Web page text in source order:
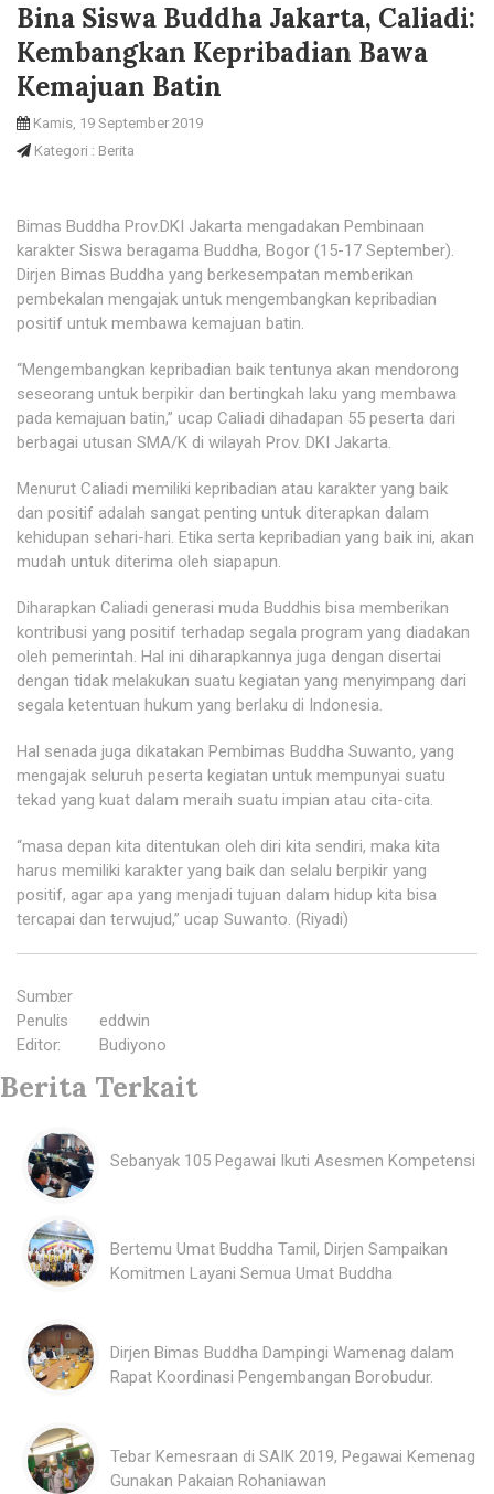
Bina Siswa Buddha Jakarta, Caliadi:
Kembangkan Kepribadian Bawa
Kemajuan Batin
Kamis, 19 September 2019
Kategori : Berita
Bimas Buddha Prov.DKI Jakarta mengadakan Pembinaan
karakter Siswa beragama Buddha, Bogor (15-17 September).
Dirjen Bimas Buddha yang berkesempatan memberikan
pembekalan mengajak untuk mengembangkan kepribadian
positif untuk membawa kemajuan batin.
“Mengembangkan kepribadian baik tentunya akan mendorong
seseorang untuk berpikir dan bertingkah laku yang membawa
pada kemajuan batin,” ucap Caliadi dihadapan 55 peserta dari
berbagai utusan SMA/K di wilayah Prov. DKI Jakarta.
Menurut Caliadi memiliki kepribadian atau karakter yang baik
dan positif adalah sangat penting untuk diterapkan dalam
kehidupan sehari-hari. Etika serta kepribadian yang baik ini, akan
mudah untuk diterima oleh siapapun.
Diharapkan Caliadi generasi muda Buddhis bisa memberikan
kontribusi yang positif terhadap segala program yang diadakan
oleh pemerintah. Hal ini diharapkannya juga dengan disertai
dengan tidak melakukan suatu kegiatan yang menyimpang dari
segala ketentuan hukum yang berlaku di Indonesia.
Hal senada juga dikatakan Pembimas Buddha Suwanto, yang
mengajak seluruh peserta kegiatan untuk mempunyai suatu
tekad yang kuat dalam meraih suatu impian atau cita-cita.
“masa depan kita ditentukan oleh diri kita sendiri, maka kita
harus memiliki karakter yang baik dan selalu berpikir yang
positif, agar apa yang menjadi tujuan dalam hidup kita bisa
tercapai dan terwujud,” ucap Suwanto. (Riyadi)
Sumber
:
Penulis
:
eddwin
Editor: Budiyono
Berita Terkait
Sebanyak 105 Pegawai Ikuti Asesmen Kompetensi
Bertemu Umat Buddha Tamil, Dirjen Sampaikan
Komitmen Layani Semua Umat Buddha
Dirjen Bimas Buddha Dampingi Wamenag dalam
Rapat Koordinasi Pengembangan Borobudur.
Tebar Kemesraan di SAIK 2019, Pegawai Kemenag
Gunakan Pakaian Rohaniawan